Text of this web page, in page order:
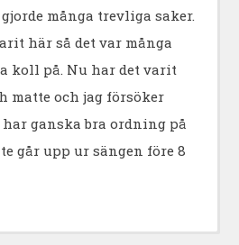
många trevliga saker.
här så det var många
koll på. Nu har det varit
matte och jag försöker
ganska bra ordning på
går upp ur sängen före 8